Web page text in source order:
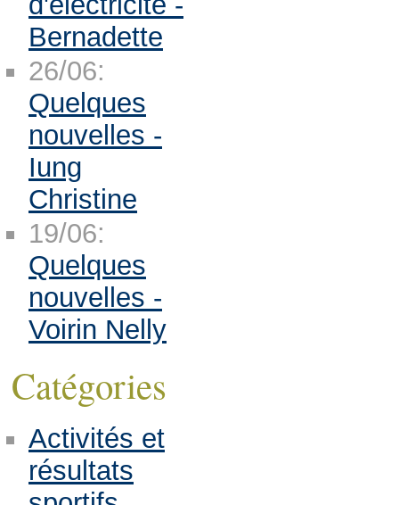
Bernadette
26/06:
Quelques
nouvelles -
Iung
Christine
19/06:
Quelques
nouvelles -
Voirin Nelly
Catégories
Activités et
résultats